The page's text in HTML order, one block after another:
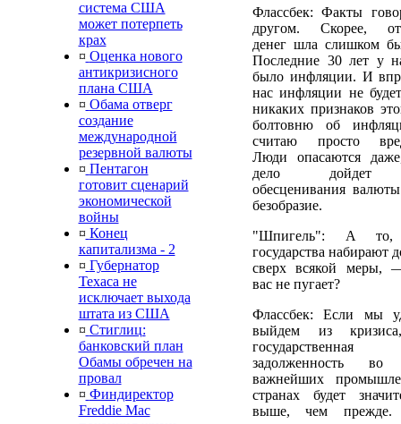
система США
может потерпеть
крах
¤ Оценка нового
антикризисного
плана США
¤ Обама отверг
создание
международной
резервной валюты
¤ Пентагон
готовит сценарий
экономической
войны
¤ Конец
капитализма - 2
¤ Губернатор
Техаса не
исключает выхода
штата из США
¤ Стиглиц:
банковский план
Обамы обречен на
провал
¤ Финдиректор
Freddie Mac
Флассбек: Факты
другом. Скорее,
денег шла слишком
Последние 30 лет у
было инфляции. И
нас инфляции не
никаких признаков
болтовню об
считаю просто
Люди опасаются
дело
обесценивания
безобразие.
"Шпигель": А то,
государства набирают
сверх всякой меры,
вас не пугает?
Флассбек: Если мы
выйдем из
государственная
задолженность во
важнейших
странах будет
выше, чем прежде.